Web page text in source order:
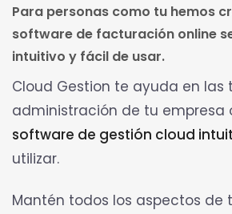
Para personas como tu hemos
software de facturación online
intuitivo y fácil de usar.
Cloud Gestion te ayuda en las
administración de tu empresa
software de gestión cloud
utilizar.
Mantén todos los aspectos de